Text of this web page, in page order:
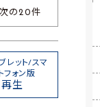
次の20件
レット/スマ
フォン版
再生